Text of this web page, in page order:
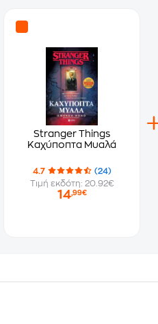
Stranger Things
Καχύποπτα Μυαλά
4.7
(24)
Τιμή εκδότη: 20.92€
14,99€